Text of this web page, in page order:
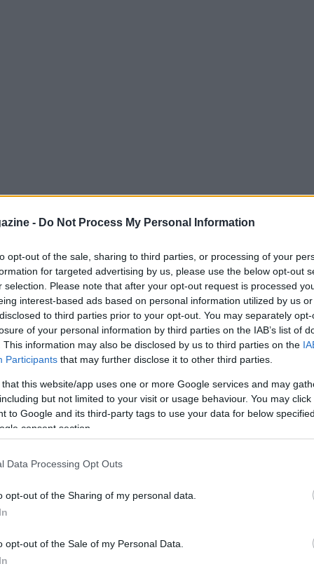
- Do Not Process My Personal Information
opt-out of the sale, sharing to third parties, or processing of your
for targeted advertising by us, please use the below opt-out
selection. Please note that after your opt-out request is processed
interest-based ads based on personal information utilized by us
to third parties prior to your opt-out. You may separately
of your personal information by third parties on the IAB’s list of
This information may also be disclosed by us to third parties on the
Participants that may further disclose it to other third parties.
that this website/app uses one or more Google services and may
but not limited to your visit or usage behaviour. You may
to Google and its third-party tags to use your data for below
consent section.
Data Processing Opt Outs
opt-out of the Sharing of my personal data.
opt-out of the Sale of my Personal Data.
ha bisogno urgente di tornare alla
scenderanno in campo poiché la partita
rinviata a causa dell’impatto
il club si trova per la prima volta in stagione
antepenultimo dopo la vittoria del Tenerife
peggiorare, considerando che il
8 punti, sfiderà l’Athletic e, in caso di
a 10.